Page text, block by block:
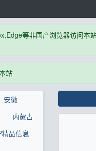
等非国产浏览器访问本
站
安徽
内蒙古
品信息